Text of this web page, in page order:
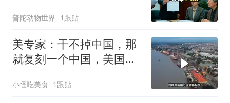
普陀动物世界 1跟贴
美专家：干不掉中国，那
就复刻一个中国，美国看
小怪吃美食 1跟贴